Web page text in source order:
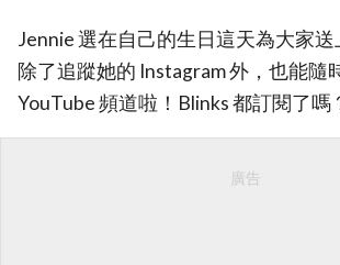
Jennie 選在自己的生日這天為大家
除了追蹤她的 Instagram 外，也能隨
YouTube 頻道啦！Blinks 都訂閱了嗎
廣告